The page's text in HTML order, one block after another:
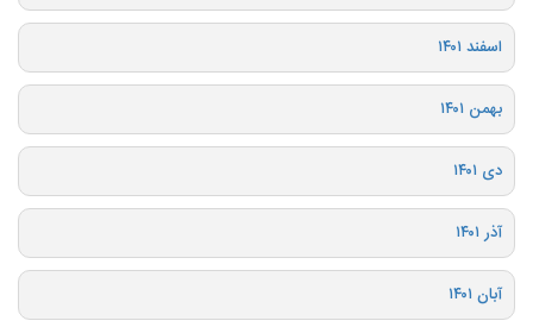
اسفند ۱۴۰۱
بهمن ۱۴۰۱
دی ۱۴۰۱
آذر ۱۴۰۱
آبان ۱۴۰۱